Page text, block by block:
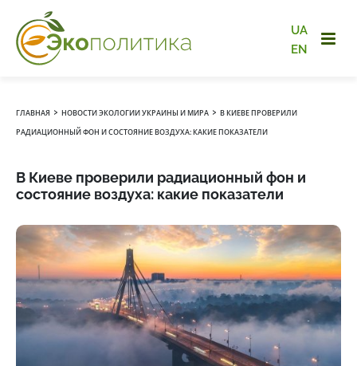
UA
EN
ГЛАВНАЯ › НОВОСТИ ЭКОЛОГИИ УКРАИНЫ И МИРА › В КИЕВЕ ПРОВЕРИЛИ
РАДИАЦИОННЫЙ ФОН И СОСТОЯНИЕ ВОЗДУХА: КАКИЕ ПОКАЗАТЕЛИ
В Киеве проверили радиационный фон и
состояние воздуха: какие показатели